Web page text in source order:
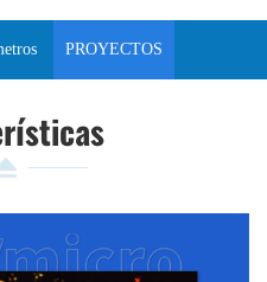
PROYECTOS